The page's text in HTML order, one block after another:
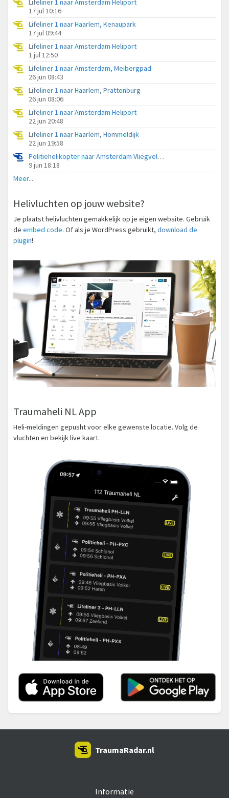
Lifeliner 1 naar Amsterdam Heliport
17 jul 10:16
Lifeliner 1 naar Haarlem, Kenaupark
17 jul 09:44
Lifeliner 1 naar Amsterdam Heliport
1 jul 12:50
Lifeliner 1 naar Amsterdam, Meibergpad
26 jun 08:43
Lifeliner 1 naar Haarlem, Prattenburg
26 jun 08:06
Lifeliner 1 naar Amsterdam Heliport
22 jun 20:48
Lifeliner 1 naar Haarlem, Hommeldijk
22 jun 19:58
Politiehelikopter naar Amsterdam Vliegveld Schiphol
9 jun 18:18
Meer...
Helivluchten op jouw website?
Je plaatst helivluchten gemakkelijk op je eigen website. Gebruik
de embed code. Of als je WordPress gebruikt, download de
plugin!
Traumaheli NL App
Heli-meldingen gepusht voor elke gewenste locatie. Volg de
vluchten en bekijk live kaart.
Informatie
TraumaRadar.nl